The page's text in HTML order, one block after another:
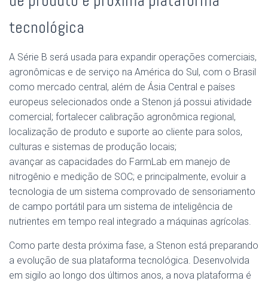
tecnológica
A Série B será usada para expandir operações comerciais,
agronômicas e de serviço na América do Sul, com o Brasil
como mercado central, além de Ásia Central e países
europeus selecionados onde a Stenon já possui atividade
comercial; fortalecer calibração agronômica regional,
localização de produto e suporte ao cliente para solos,
culturas e sistemas de produção locais;
avançar as capacidades do FarmLab em manejo de
nitrogênio e medição de SOC; e principalmente, evoluir a
tecnologia de um sistema comprovado de sensoriamento
de campo portátil para um sistema de inteligência de
nutrientes em tempo real integrado a máquinas agrícolas.
Como parte desta próxima fase, a Stenon está preparando
a evolução de sua plataforma tecnológica. Desenvolvida
em sigilo ao longo dos últimos anos, a nova plataforma é